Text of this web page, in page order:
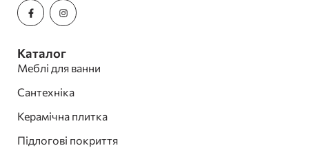
Каталог
Меблі для ванни
Сантехніка
Керамічна плитка
Підлогові покриття